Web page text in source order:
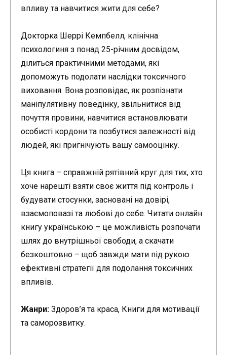
впливу та навчитися жити для себе?
Докторка Шеррі Кемпбелл, клінічна
психологиня з понад 25-річним досвідом,
ділиться практичними методами, які
допоможуть подолати наслідки токсичного
виховання. Вона розповідає, як розпізнати
маніпулятивну поведінку, звільнитися від
почуття провини, навчитися встановлювати
особисті кордони та позбутися залежності від
людей, які пригнічують вашу самооцінку.
Ця книга – справжній рятівний круг для тих, хто
хоче нарешті взяти своє життя під контроль і
будувати стосунки, засновані на довірі,
взаємоповазі та любові до себе. Читати онлайн
книгу українською – це можливість розпочати
шлях до внутрішньої свободи, а скачати
безкоштовно – щоб завжди мати під рукою
ефективні стратегії для подолання токсичних
впливів.
Жанри: Здоров’я та краса, Книги для мотивації
та саморозвитку.